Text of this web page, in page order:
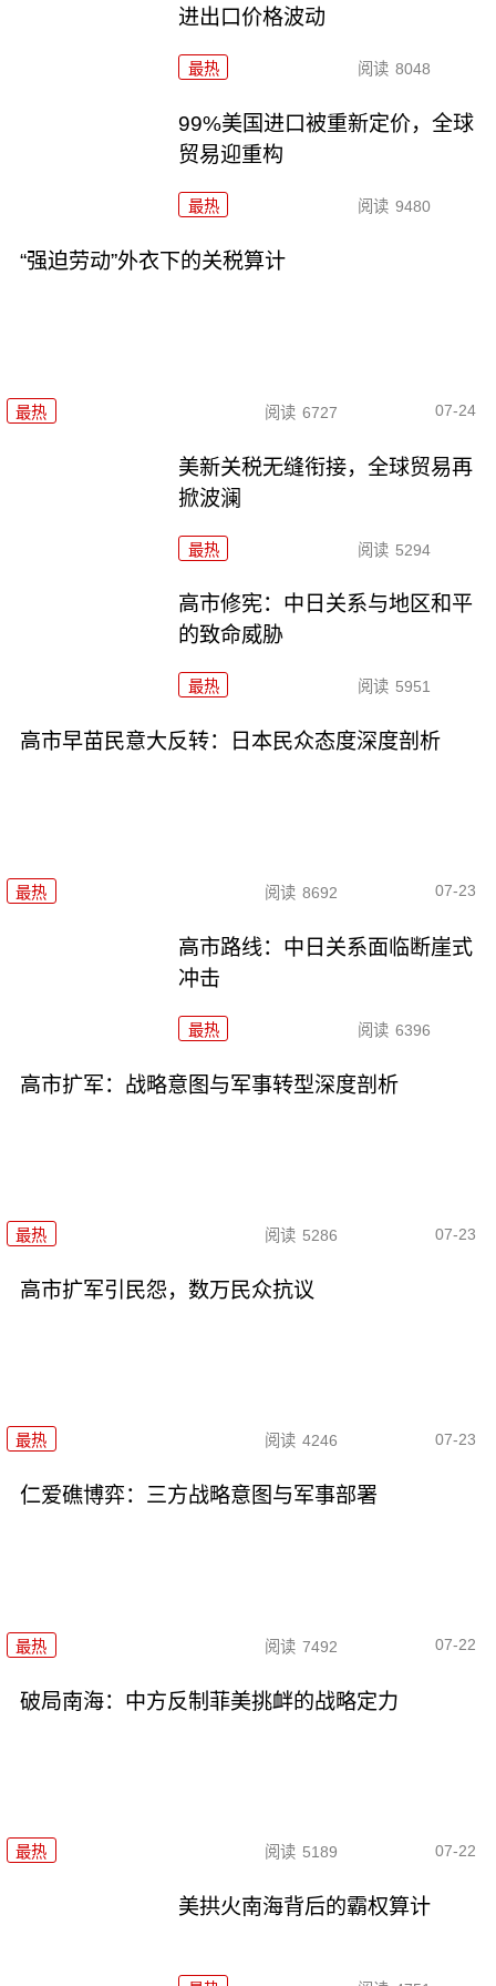
进出口价格波动
最热 阅读 8048
99%美国进口被重新定价，全球
贸易迎重构
最热 阅读 9480
“强迫劳动”外衣下的关税算计
最热 阅读 6727 07-24
美新关税无缝衔接，全球贸易再
掀波澜
最热 阅读 5294
高市修宪：中日关系与地区和平
的致命威胁
最热 阅读 5951
高市早苗民意大反转：日本民众态度深度剖析
最热 阅读 8692 07-23
高市路线：中日关系面临断崖式
冲击
最热 阅读 6396
高市扩军：战略意图与军事转型深度剖析
最热 阅读 5286 07-23
高市扩军引民怨，数万民众抗议
最热 阅读 4246 07-23
仁爱礁博弈：三方战略意图与军事部署
最热 阅读 7492 07-22
破局南海：中方反制菲美挑衅的战略定力
最热 阅读 5189 07-22
美拱火南海背后的霸权算计